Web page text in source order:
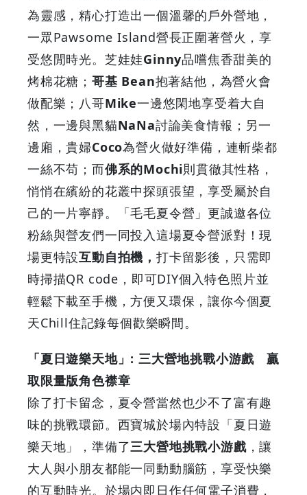
為靈感，精心打造出一個溫馨的戶外營地，
一眾Pawsome Island營長正圍著營火，享
受悠閒時光。芝娃娃Ginny品嚐焦香甜美的
烤棉花糖； 哥基 Bean抱著結他，為營火會
做配樂；八哥Mike一邊悠閑地享受着大自
然，一邊與黑貓NaNa討論美食情報；另一
邊廂，貴婦Coco為營火做好準備，連斬柴都
一絲不苟；而佛系的Mochi則貫徹其性格，
悄悄在繽紛的花叢中探頭張望，享受屬於自
己的一片寧靜。「毛毛夏令營」更誠邀各位
粉絲與營友們一同投入這場夏令營派對！現
場更特設互動自拍機，打卡留影後，只需即
時掃描QR code，即可DIY個入特色照片並
輕鬆下載至手機，方便又環保，讓你今個夏
天Chill住記錄每個歡樂瞬間。
「夏日遊樂天地」: 三大營地挑戰小游戲 贏
取限量版角色襟章
除了打卡留念，夏令營當然也少不了富有趣
味的挑戰環節。西寶城於場內特設「夏日遊
樂天地」，準備了三大營地挑戰小游戲，讓
大人與小朋友都能一同動動腦筋，享受快樂
的互動時光。於場内即日作任何電子消費，